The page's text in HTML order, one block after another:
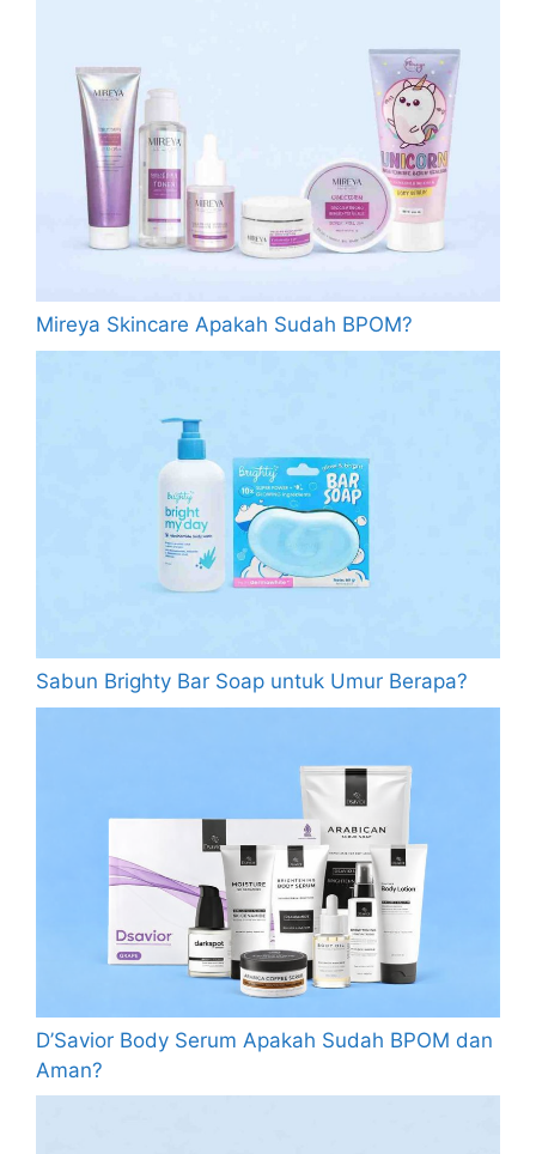
Mireya Skincare Apakah Sudah BPOM?
Sabun Brighty Bar Soap untuk Umur Berapa?
D’Savior Body Serum Apakah Sudah BPOM dan
Aman?